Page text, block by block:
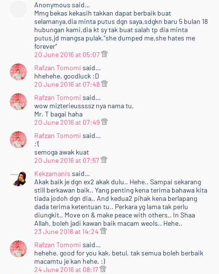
Anonymous said…
Mmg bekas kekasih takkan dapat berbaik buat
selamanya,dia minta putus dgn saya,sdgkn baru 5 bulan 18
hubungan kami,dia kt sy tak buat salah tp dia minta
putus,jd mangsa pulak."she dumped me,she hates me
forever"
20 June 2016 at 05:07
Rafzan Tomomi said…
hhehehe. goodluck :D
20 June 2016 at 07:48
Rafzan Tomomi said…
wow mizterieussssz nya nama tu,
Mr. T bagai haha
20 June 2016 at 07:49
Rafzan Tomomi said…
:'(
semoga awak kuat
20 June 2016 at 07:57
Kekzamanis said…
Akak baik je dgn ex2 akak dulu.. Hehe.. Sampai sekarang
still berkawan baik.. Yang penting kena terima bahawa kita
tiada jodoh dgn dia.. And kedua2 pihak kena berlapang
dada terima ketentuan tu.. Perkara yg lama tak perlu
diungkit.. Move on & make peace with others.. In Shaa
Allah, boleh jadi kawan baik macam weols.. Hehe..
23 June 2016 at 14:24
Rafzan Tomomi said…
hehehe. good for you kak. betul, tak semua boleh berbaik
macamtu je kan hehe. :)
24 June 2016 at 08:17